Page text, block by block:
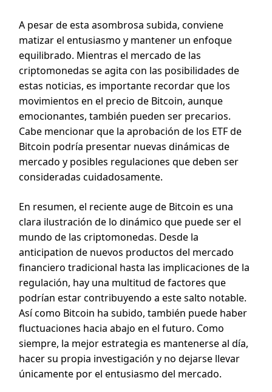
A pesar de esta asombrosa subida, conviene
matizar el entusiasmo y mantener un enfoque
equilibrado. Mientras el mercado de las
criptomonedas se agita con las posibilidades de
estas noticias, es importante recordar que los
movimientos en el precio de Bitcoin, aunque
emocionantes, también pueden ser precarios.
Cabe mencionar que la aprobación de los ETF de
Bitcoin podría presentar nuevas dinámicas de
mercado y posibles regulaciones que deben ser
consideradas cuidadosamente.
En resumen, el reciente auge de Bitcoin es una
clara ilustración de lo dinámico que puede ser el
mundo de las criptomonedas. Desde la
anticipation de nuevos productos del mercado
financiero tradicional hasta las implicaciones de la
regulación, hay una multitud de factores que
podrían estar contribuyendo a este salto notable.
Así como Bitcoin ha subido, también puede haber
fluctuaciones hacia abajo en el futuro. Como
siempre, la mejor estrategia es mantenerse al día,
hacer su propia investigación y no dejarse llevar
únicamente por el entusiasmo del mercado.